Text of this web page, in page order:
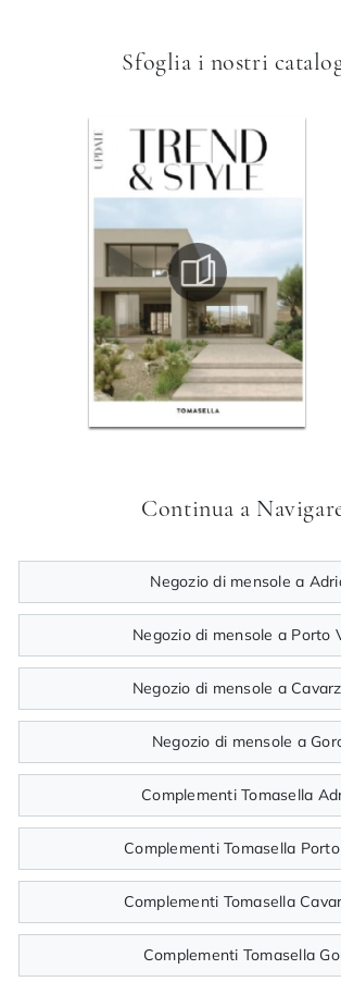
Sfoglia i nostri
Continua a
Negozio di mensole a
Negozio di mensole a Porto
Negozio di mensole a
Negozio di mensole a
Complementi Tomasella
Complementi Tomasella
Complementi Tomasella
Complementi Tomasella